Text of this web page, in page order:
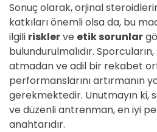
Sonuç olarak, orjinal
katkıları önemli olsa da, bu
ilgili risklerve etik sorunlar
bulundurulmalıdır.
atmadan ve adil bir rekabet
performanslarını artırmanın
gerekmektedir. Unutmayın ki,
ve düzenli antrenman, en iyi
anahtarıdır.